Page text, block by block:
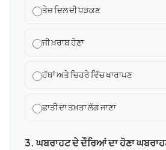
ਤੇਜ਼ ਦਿਲ ਦੀ ਧੜਕਣ
ਜੀ ਖ਼ਰਾਬ ਹੋਣਾ
ਹੱਥਾਂ ਅਤੇ ਚਿਹਰੇ ਵਿੱਚ ਖਾਰਾਪਣ
ਛਾਤੀ ਦਾ ਤਖ਼ਤਾ ਲੱਗ ਜਾਣਾ
3. ਘਬਰਾਹਟ ਦੇ ਦੌਰਿਆਂ ਦਾ ਹੋਣਾ